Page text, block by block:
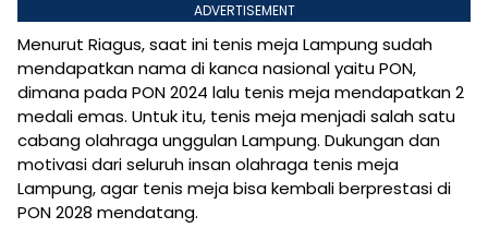
ADVERTISEMENT
Menurut Riagus, saat ini tenis meja Lampung sudah
mendapatkan nama di kanca nasional yaitu PON,
dimana pada PON 2024 lalu tenis meja mendapatkan 2
medali emas. Untuk itu, tenis meja menjadi salah satu
cabang olahraga unggulan Lampung. Dukungan dan
motivasi dari seluruh insan olahraga tenis meja
Lampung, agar tenis meja bisa kembali berprestasi di
PON 2028 mendatang.